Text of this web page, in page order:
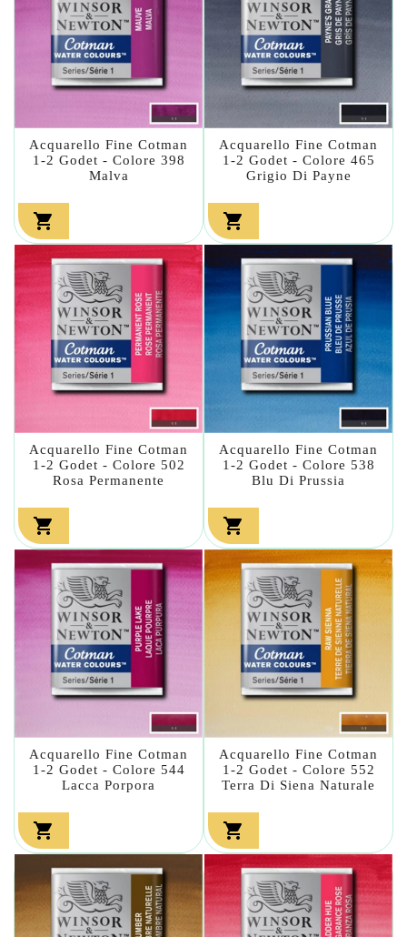
Acquarello Fine Cotman
1-2 Godet - Colore 398
Malva

Acquarello Fine Cotman
1-2 Godet - Colore 465
Grigio Di Payne

Acquarello Fine Cotman
1-2 Godet - Colore 502
Rosa Permanente

Acquarello Fine Cotman
1-2 Godet - Colore 538
Blu Di Prussia

Acquarello Fine Cotman
1-2 Godet - Colore 544
Lacca Porpora

Acquarello Fine Cotman
1-2 Godet - Colore 552
Terra Di Siena Naturale
